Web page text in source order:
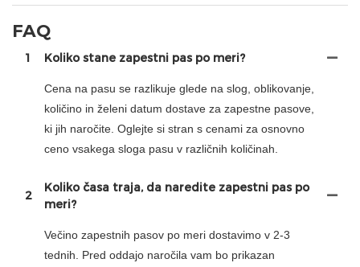
FAQ
1 Koliko stane zapestni pas po meri?
Cena na pasu se razlikuje glede na slog, oblikovanje,
količino in želeni datum dostave za zapestne pasove,
ki jih naročite. Oglejte si stran s cenami za osnovno
ceno vsakega sloga pasu v različnih količinah.
2
Koliko časa traja, da naredite zapestni pas po
meri?
Večino zapestnih pasov po meri dostavimo v 2-3
tednih. Pred oddajo naročila vam bo prikazan